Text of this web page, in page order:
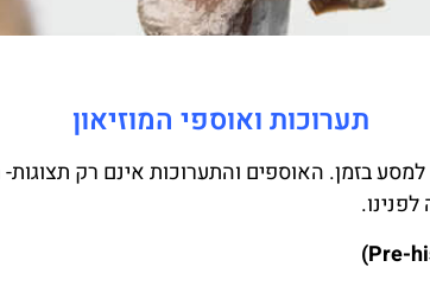
תערוכות ואוספי המוזיאון
בזמן. האוספים והתערוכות אינם רק